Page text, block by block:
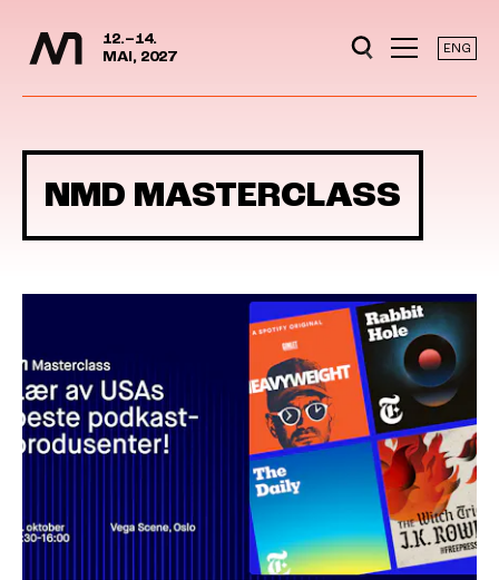
Hopp til hovedinnhold
12.–14.
MAI, 2027
ENG
NMD MASTERCLASS